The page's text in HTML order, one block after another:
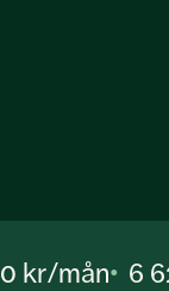
0 kr/mån 6